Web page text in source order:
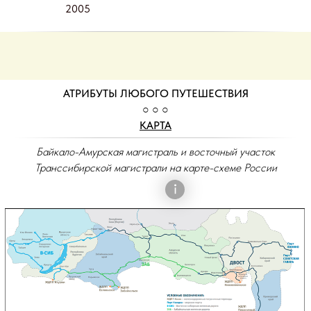
2005
АТРИБУТЫ ЛЮБОГО ПУТЕШЕСТВИЯ
○ ○ ○
КАРТА
Байкало-Амурская магистраль и восточный участок
Транссибирской магистрали на карте-схеме России